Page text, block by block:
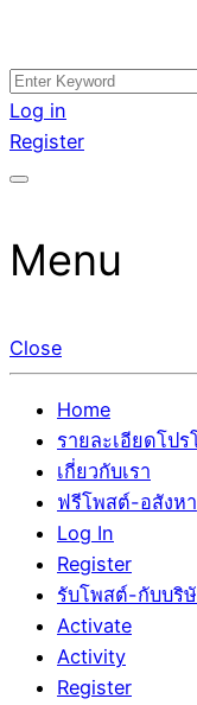
Skip
to
content
อสังหาโพสต์ รีวิวเยอ
หา แตกต่างอย่างตั้งใ
กับทีมงานบริษัท บ้าน
รับจ้างโพสอสังหา ขา
โพสต์ ที่ดิน กับทีมงาน
ขายได้จริงๆ ช่วยสร้า
Search
for:
Log in
Register
Menu
Close
Home
รายละเอียดโป
เกี่ยวกับเรา
ฟรีโพสต์-อสังหา
Log In
Register
รับโพสต์-กับบริ
Activate
Activity
Register